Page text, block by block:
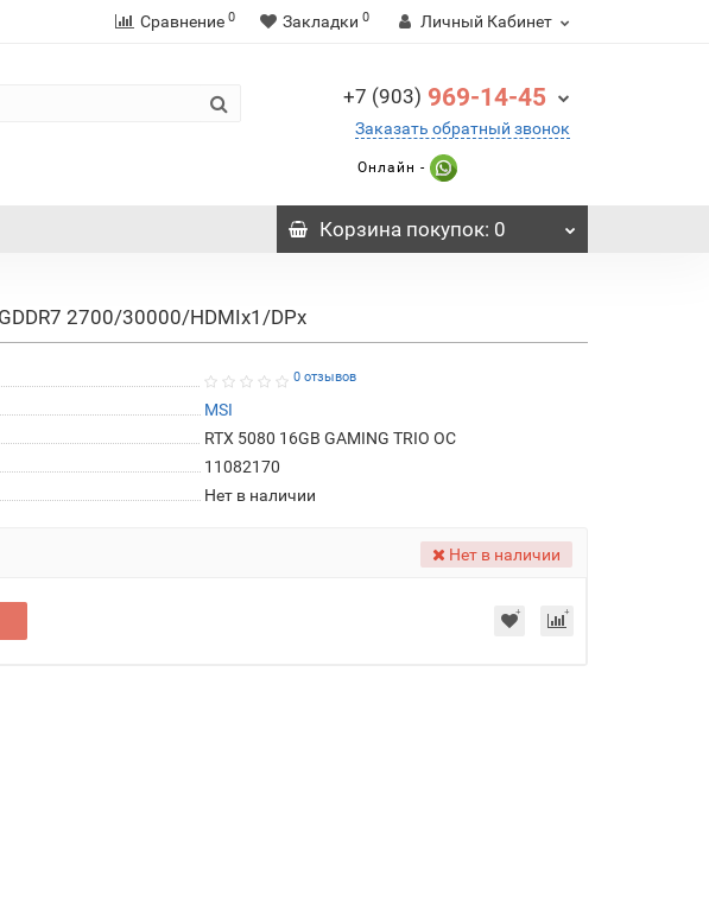
Сравнение 0 Закладки 0 Личный Кабинет
+7 (903) 969-14-45
Заказать обратный звонок
Онлайн -
Корзинапокупок: 0
2700/30000/HDMIx1/DPx
0 отзывов
MSI
RTX 5080 16GB GAMING TRIO OC
11082170
Нет в наличии
Нет в наличии